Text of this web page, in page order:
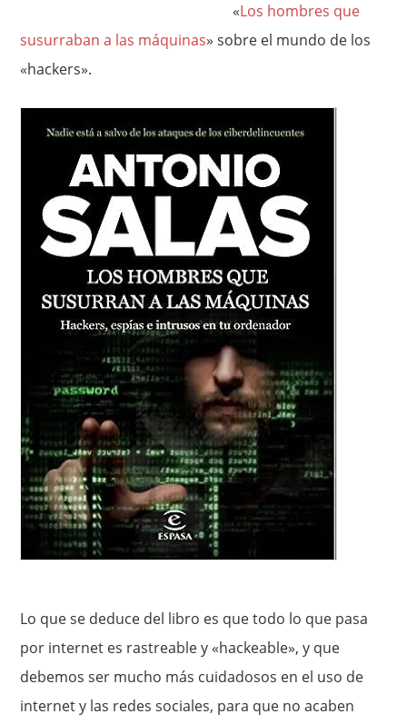
«Los hombres que
susurraban a las máquinas» sobre el mundo de los
«hackers».
Lo que se deduce del libro es que todo lo que pasa
por internet es rastreable y «hackeable», y que
debemos ser mucho más cuidadosos en el uso de
internet y las redes sociales, para que no acaben